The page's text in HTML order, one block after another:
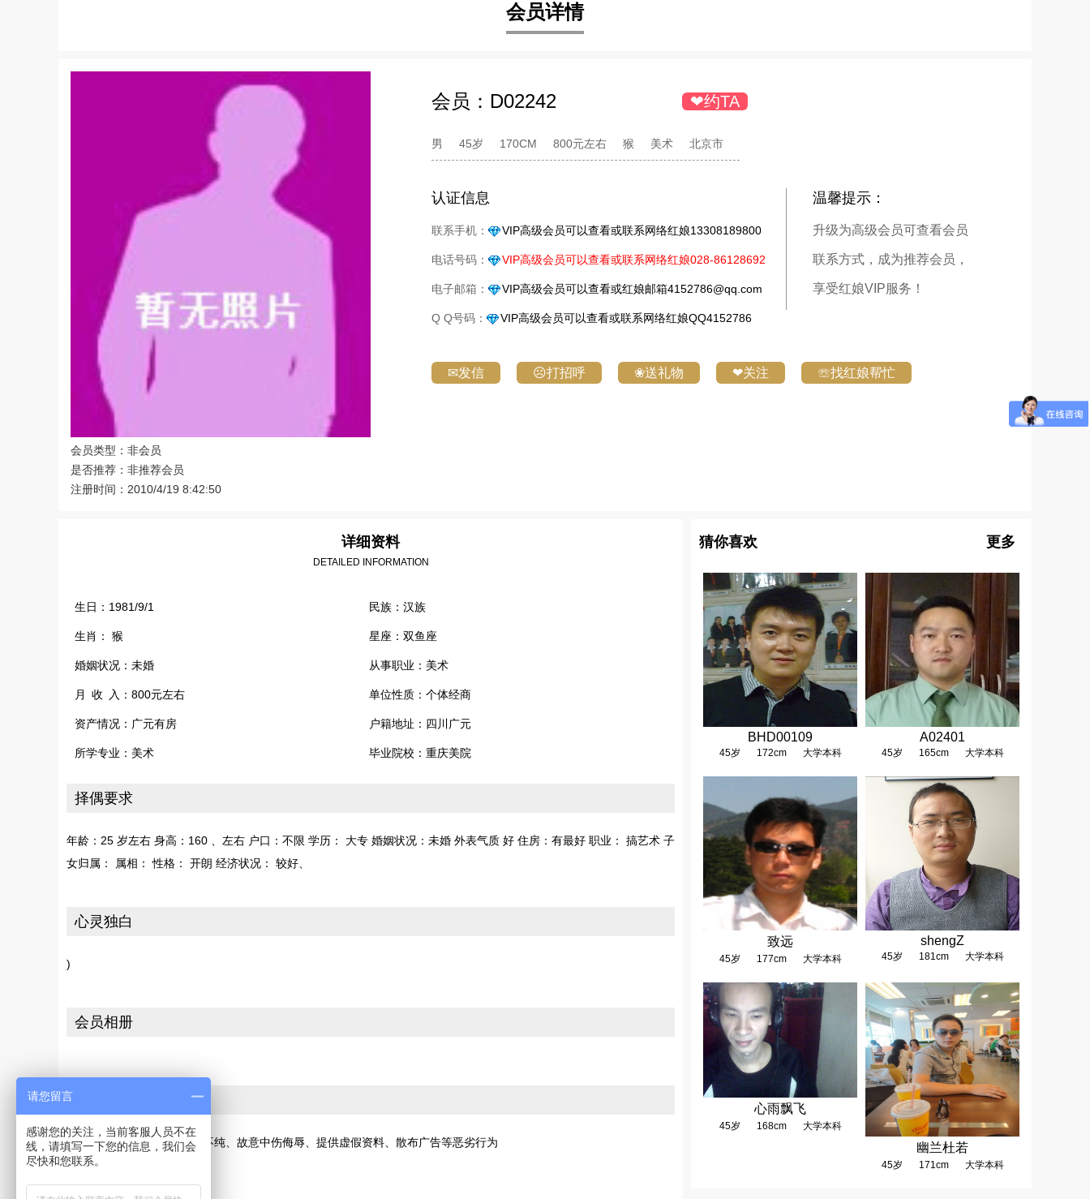
会员详情
会员类型：非会员
是否推荐：非推荐会员
注册时间：2010/4/19 8:42:50
会员： D02242 ❤约TA
男 45岁 170CM 800元左右 猴 美术 北京市
认证信息
联系手机： VIP高级会员可以查看或联系网络红娘13308189800
电话号码： VIP高级会员可以查看或联系网络红娘028-86128692
电子邮箱： VIP高级会员可以查看或红娘邮箱4152786@qq.com
Q Q号码： VIP高级会员可以查看或联系网络红娘QQ4152786
温馨提示：
升级为高级会员可查看会员
联系方式，成为推荐会员，
享受红娘VIP服务！
✉发信 ☹打招呼 ❀送礼物 ❤关注 ☏找红娘帮忙
详细资料
DETAILED INFORMATION
生日：1981/9/1 民族：汉族
生肖： 猴 星座：双鱼座
婚姻状况：未婚 从事职业：美术
月 收 入：800元左右 单位性质：个体经商
资产情况：广元有房 户籍地址：四川广元
所学专业：美术 毕业院校：重庆美院
择偶要求
年龄：25 岁左右 身高：160 、左右 户口：不限 学历： 大专 婚姻状况：未婚 外表气质 好 住房：有最好 职业： 搞艺术 子
女归属： 属相： 性格： 开朗 经济状况： 较好、
心灵独白
)
会员相册
若您发现此会员有交友动机不纯、故意中伤侮辱、提供虚假资料、散布广告等恶劣行为
[请向网站投诉]
猜你喜欢 更多
BHD00109
45岁 172cm 大学本科
A02401
45岁 165cm 大学本科
致远
45岁 177cm 大学本科
shengZ
45岁 181cm 大学本科
心雨飘飞
45岁 168cm 大学本科
幽兰杜若
45岁 171cm 大学本科
请您留言
感谢您的关注，当前客服人员不在
线，请填写一下您的信息，我们会
尽快和您联系。